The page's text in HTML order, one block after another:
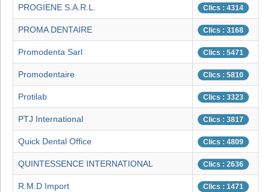
PROGIENE S.A.R.L. Clics : 4314
PROMA DENTAIRE Clics : 3168
Promodenta Sarl Clics : 5471
Promodentaire Clics : 5810
Protilab Clics : 3323
PTJ International Clics : 3817
Quick Dental Office Clics : 4809
QUINTESSENCE INTERNATIONAL Clics : 2636
R.M.D Import Clics : 1471